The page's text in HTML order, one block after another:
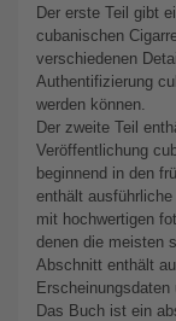
Der erste Teil gibt
cubanischen
verschiedenen
Authentifizierung
werden können.
Der zweite Teil
Veröffentlichung
beginnend in den
enthält
mit hochwertigen
denen die meisten
Abschnitt enthält
Erscheinungsdaten
Das Buch ist ein